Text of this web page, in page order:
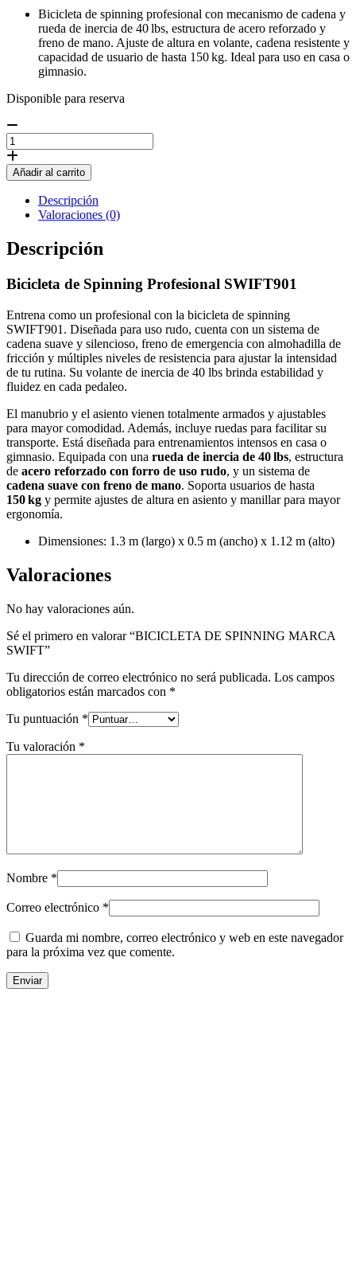
Bicicleta de spinning profesional con mecanismo de cadena y
rueda de inercia de 40 lbs, estructura de acero reforzado y
freno de mano. Ajuste de altura en volante, cadena resistente y
capacidad de usuario de hasta 150 kg. Ideal para uso en casa o
gimnasio.
Disponible para reserva
BICICLETA
DE
SPINNING
MARCA
SWIFT
cantidad
Añadir al carrito
Descripción
Valoraciones (0)
Descripción
Bicicleta de Spinning Profesional SWIFT901
Entrena como un profesional con la bicicleta de spinning
SWIFT901. Diseñada para uso rudo, cuenta con un sistema de
cadena suave y silencioso, freno de emergencia con almohadilla de
fricción y múltiples niveles de resistencia para ajustar la intensidad
de tu rutina. Su volante de inercia de 40 lbs brinda estabilidad y
fluidez en cada pedaleo.
El manubrio y el asiento vienen totalmente armados y ajustables
para mayor comodidad. Además, incluye ruedas para facilitar su
transporte. Está diseñada para entrenamientos intensos en casa o
gimnasio. Equipada con una rueda de inercia de 40 lbs, estructura
de acero reforzado con forro de uso rudo, y un sistema de
cadena suave con freno de mano. Soporta usuarios de hasta
150 kg y permite ajustes de altura en asiento y manillar para mayor
ergonomía.
Dimensiones: 1.3 m (largo) x 0.5 m (ancho) x 1.12 m (alto)
Valoraciones
No hay valoraciones aún.
Sé el primero en valorar “BICICLETA DE SPINNING MARCA
SWIFT”
Tu dirección de correo electrónico no será publicada. Los campos
obligatorios están marcados con *
Tu puntuación *
Tu valoración *
Nombre *
Correo electrónico *
Guarda mi nombre, correo electrónico y web en este navegador
para la próxima vez que comente.